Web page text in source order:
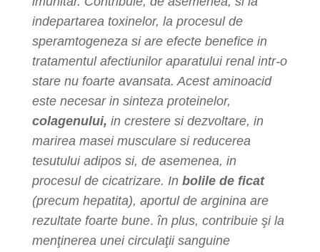
indepartarea toxinelor, la procesul de
speramtogeneza si are efecte benefice in
tratamentul afectiunilor aparatului renal intr-o
stare nu foarte avansata. Acest aminoacid
este necesar in sinteza proteinelor,
colagenului, in crestere si dezvoltare, in
marirea masei musculare si reducerea
tesutului adipos si, de asemenea, in
procesul de cicatrizare. In bolile de ficat
(precum hepatita), aportul de arginina are
rezultate foarte bune. în plus, contribuie şi la
menţinerea unei circulaţii sanguine